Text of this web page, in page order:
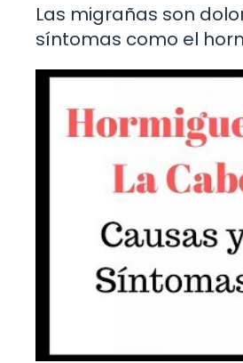
Las migrañas son
síntomas como el